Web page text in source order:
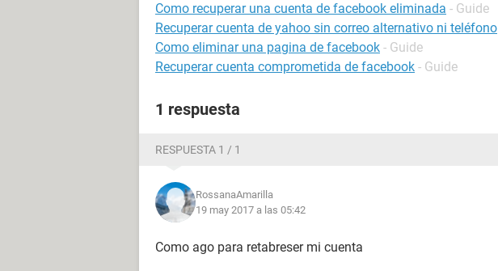
Como recuperar una cuenta de facebook eliminada - Guide
Recuperar cuenta de yahoo sin correo alternativo ni teléfono
Como eliminar una pagina de facebook - Guide
Recuperar cuenta comprometida de facebook - Guide
1 respuesta
RESPUESTA 1 / 1
RossanaAmarilla
19 may 2017 a las 05:42
Como ago para retabreser mi cuenta